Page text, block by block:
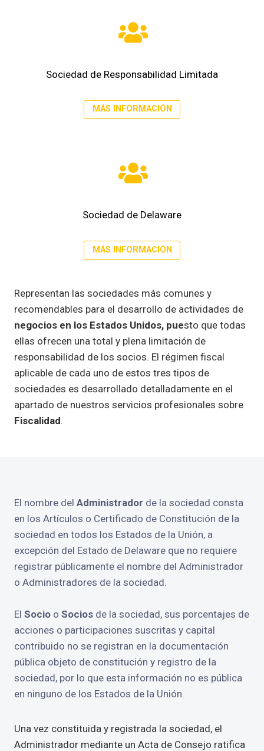
Sociedad de Responsabilidad Limitada
MÁS INFORMACIÓN
Sociedad de Delaware
MÁS INFORMACIÓN
Representan las sociedades más comunes y
recomendables para el desarrollo de actividades de
negocios en los Estados Unidos, puesto que todas
ellas ofrecen una total y plena limitación de
responsabilidad de los socios. El régimen fiscal
aplicable de cada uno de estos tres tipos de
sociedades es desarrollado detalladamente en el
apartado de nuestros servicios profesionales sobre
Fiscalidad.
El nombre del Administrador de la sociedad consta
en los Artículos o Certificado de Constitución de la
sociedad en todos los Estados de la Unión, a
excepción del Estado de Delaware que no requiere
registrar públicamente el nombre del Administrador
o Administradores de la sociedad.
El Socio o Socios de la sociedad, sus porcentajes de
acciones o participaciones suscritas y capital
contribuido no se registran en la documentación
pública objeto de constitución y registro de la
sociedad, por lo que esta información no es pública
en ninguno de los Estados de la Unión.
Una vez constituida y registrada la sociedad, el
Administrador mediante un Acta de Consejo ratifica